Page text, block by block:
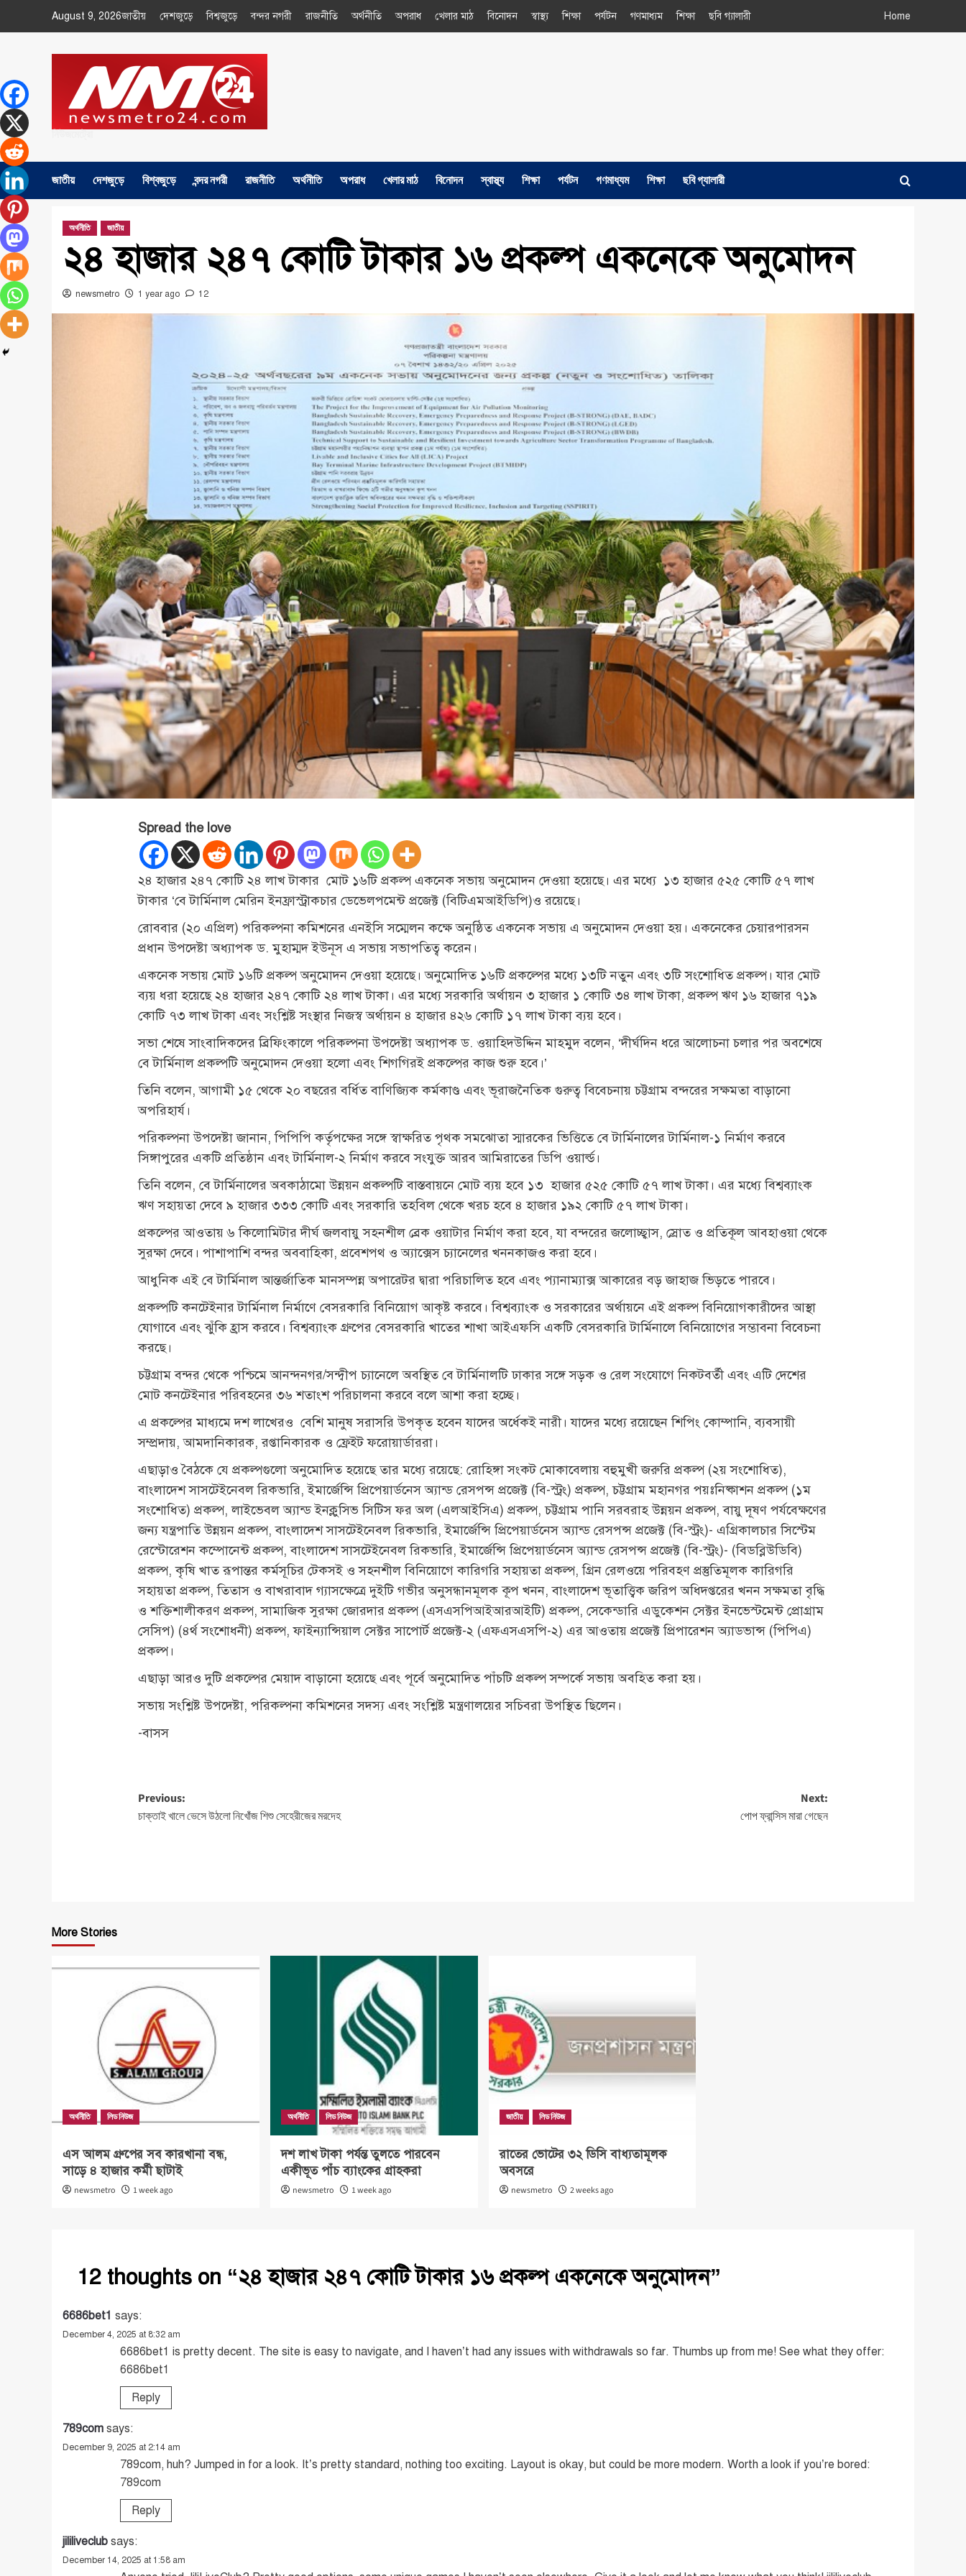
August 9, 2026জাতীয় দেশজুড়ে বিশ্বজুড়ে বন্দর নগরী রাজনীতি অর্থনীতি অপরাধ খেলার মাঠ বিনোদন স্বাস্থ্য শিক্ষা পর্যটন গণমাধ্যম শিক্ষা ছবি গ্যালারী Home
জাতীয় দেশজুড়ে বিশ্বজুড়ে বন্দর নগরী রাজনীতি অর্থনীতি অপরাধ খেলার মাঠ বিনোদন স্বাস্থ্য শিক্ষা পর্যটন গণমাধ্যম শিক্ষা ছবি গ্যালারী
অর্থনীতি জাতীয়
২৪ হাজার ২৪৭ কোটি টাকার ১৬ প্রকল্প একনেকে অনুমোদন
newsmetro 1 year ago 12
Spread the love
২৪ হাজার ২৪৭ কোটি ২৪ লাখ টাকার মোট ১৬টি প্রকল্প একনেক সভায় অনুমোদন দেওয়া হয়েছে। এর মধ্যে ১৩ হাজার ৫২৫ কোটি ৫৭ লাখ
টাকার ‘বে টার্মিনাল মেরিন ইনফ্রাস্ট্রাকচার ডেভেলপমেন্ট প্রজেক্ট (বিটিএমআইডিপি)ও রয়েছে।
রোববার (২০ এপ্রিল) পরিকল্পনা কমিশনের এনইসি সম্মেলন কক্ষে অনুষ্ঠিত একনেক সভায় এ অনুমোদন দেওয়া হয়। একনেকের চেয়ারপারসন
প্রধান উপদেষ্টা অধ্যাপক ড. মুহাম্মদ ইউনূস এ সভায় সভাপতিত্ব করেন।
একনেক সভায় মোট ১৬টি প্রকল্প অনুমোদন দেওয়া হয়েছে। অনুমোদিত ১৬টি প্রকল্পের মধ্যে ১৩টি নতুন এবং ৩টি সংশোধিত প্রকল্প। যার মোট
ব্যয় ধরা হয়েছে ২৪ হাজার ২৪৭ কোটি ২৪ লাখ টাকা। এর মধ্যে সরকারি অর্থায়ন ৩ হাজার ১ কোটি ৩৪ লাখ টাকা, প্রকল্প ঋণ ১৬ হাজার ৭১৯
কোটি ৭৩ লাখ টাকা এবং সংশ্লিষ্ট সংস্থার নিজস্ব অর্থায়ন ৪ হাজার ৪২৬ কোটি ১৭ লাখ টাকা ব্যয় হবে।
সভা শেষে সাংবাদিকদের ব্রিফিংকালে পরিকল্পনা উপদেষ্টা অধ্যাপক ড. ওয়াহিদউদ্দিন মাহমুদ বলেন, ‘দীর্ঘদিন ধরে আলোচনা চলার পর অবশেষে
বে টার্মিনাল প্রকল্পটি অনুমোদন দেওয়া হলো এবং শিগগিরই প্রকল্পের কাজ শুরু হবে।’
তিনি বলেন, আগামী ১৫ থেকে ২০ বছরের বর্ধিত বাণিজ্যিক কর্মকাণ্ড এবং ভূরাজনৈতিক গুরুত্ব বিবেচনায় চট্টগ্রাম বন্দরের সক্ষমতা বাড়ানো
অপরিহার্য।
পরিকল্পনা উপদেষ্টা জানান, পিপিপি কর্তৃপক্ষের সঙ্গে স্বাক্ষরিত পৃথক সমঝোতা স্মারকের ভিত্তিতে বে টার্মিনালের টার্মিনাল-১ নির্মাণ করবে
সিঙ্গাপুরের একটি প্রতিষ্ঠান এবং টার্মিনাল-২ নির্মাণ করবে সংযুক্ত আরব আমিরাতের ডিপি ওয়ার্ল্ড।
তিনি বলেন, বে টার্মিনালের অবকাঠামো উন্নয়ন প্রকল্পটি বাস্তবায়নে মোট ব্যয় হবে ১৩ হাজার ৫২৫ কোটি ৫৭ লাখ টাকা। এর মধ্যে বিশ্বব্যাংক
ঋণ সহায়তা দেবে ৯ হাজার ৩৩৩ কোটি এবং সরকারি তহবিল থেকে খরচ হবে ৪ হাজার ১৯২ কোটি ৫৭ লাখ টাকা।
প্রকল্পের আওতায় ৬ কিলোমিটার দীর্ঘ জলবায়ু সহনশীল ব্রেক ওয়াটার নির্মাণ করা হবে, যা বন্দরের জলোচ্ছ্বাস, স্রোত ও প্রতিকূল আবহাওয়া থেকে
সুরক্ষা দেবে। পাশাপাশি বন্দর অববাহিকা, প্রবেশপথ ও অ্যাক্সেস চ্যানেলের খননকাজও করা হবে।
আধুনিক এই বে টার্মিনাল আন্তর্জাতিক মানসম্পন্ন অপারেটর দ্বারা পরিচালিত হবে এবং প্যানাম্যাক্স আকারের বড় জাহাজ ভিড়তে পারবে।
প্রকল্পটি কনটেইনার টার্মিনাল নির্মাণে বেসরকারি বিনিয়োগ আকৃষ্ট করবে। বিশ্বব্যাংক ও সরকারের অর্থায়নে এই প্রকল্প বিনিয়োগকারীদের আস্থা
যোগাবে এবং ঝুঁকি হ্রাস করবে। বিশ্বব্যাংক গ্রুপের বেসরকারি খাতের শাখা আইএফসি একটি বেসরকারি টার্মিনালে বিনিয়োগের সম্ভাবনা বিবেচনা
করছে।
চট্টগ্রাম বন্দর থেকে পশ্চিমে আনন্দনগর/সন্দ্বীপ চ্যানেলে অবস্থিত বে টার্মিনালটি ঢাকার সঙ্গে সড়ক ও রেল সংযোগে নিকটবর্তী এবং এটি দেশের
মোট কনটেইনার পরিবহনের ৩৬ শতাংশ পরিচালনা করবে বলে আশা করা হচ্ছে।
এ প্রকল্পের মাধ্যমে দশ লাখেরও বেশি মানুষ সরাসরি উপকৃত হবেন যাদের অর্ধেকই নারী। যাদের মধ্যে রয়েছেন শিপিং কোম্পানি, ব্যবসায়ী
সম্প্রদায়, আমদানিকারক, রপ্তানিকারক ও ফ্রেইট ফরোয়ার্ডাররা।
এছাড়াও বৈঠকে যে প্রকল্পগুলো অনুমোদিত হয়েছে তার মধ্যে রয়েছে: রোহিঙ্গা সংকট মোকাবেলায় বহুমুখী জরুরি প্রকল্প (২য় সংশোধিত),
বাংলাদেশ সাসটেইনেবল রিকভারি, ইমার্জেন্সি প্রিপেয়ার্ডনেস অ্যান্ড রেসপন্স প্রজেক্ট (বি-স্ট্রং) প্রকল্প, চট্টগ্রাম মহানগর পয়ঃনিষ্কাশন প্রকল্প (১ম
সংশোধিত) প্রকল্প, লাইভেবল অ্যান্ড ইনক্লুসিভ সিটিস ফর অল (এলআইসিএ) প্রকল্প, চট্টগ্রাম পানি সরবরাহ উন্নয়ন প্রকল্প, বায়ু দূষণ পর্যবেক্ষণের
জন্য যন্ত্রপাতি উন্নয়ন প্রকল্প, বাংলাদেশ সাসটেইনেবল রিকভারি, ইমার্জেন্সি প্রিপেয়ার্ডনেস অ্যান্ড রেসপন্স প্রজেক্ট (বি-স্ট্রং)- এগ্রিকালচার সিস্টেম
রেস্টোরেশন কম্পোনেন্ট প্রকল্প, বাংলাদেশ সাসটেইনেবল রিকভারি, ইমার্জেন্সি প্রিপেয়ার্ডনেস অ্যান্ড রেসপন্স প্রজেক্ট (বি-স্ট্রং)- (বিডব্লিউডিবি)
প্রকল্প, কৃষি খাত রূপান্তর কর্মসূচির টেকসই ও সহনশীল বিনিয়োগে কারিগরি সহায়তা প্রকল্প, গ্রিন রেলওয়ে পরিবহণ প্রস্তুতিমূলক কারিগরি
সহায়তা প্রকল্প, তিতাস ও বাখরাবাদ গ্যাসক্ষেত্রে দুইটি গভীর অনুসন্ধানমূলক কূপ খনন, বাংলাদেশ ভূতাত্ত্বিক জরিপ অধিদপ্তরের খনন সক্ষমতা বৃদ্ধি
ও শক্তিশালীকরণ প্রকল্প, সামাজিক সুরক্ষা জোরদার প্রকল্প (এসএসপিআইআরআইটি) প্রকল্প, সেকেন্ডারি এডুকেশন সেক্টর ইনভেস্টমেন্ট প্রোগ্রাম
সেসিপ) (৪র্থ সংশোধনী) প্রকল্প, ফাইন্যান্সিয়াল সেক্টর সাপোর্ট প্রজেক্ট-২ (এফএসএসপি-২) এর আওতায় প্রজেক্ট প্রিপারেশন অ্যাডভান্স (পিপিএ)
প্রকল্প।
এছাড়া আরও দুটি প্রকল্পের মেয়াদ বাড়ানো হয়েছে এবং পূর্বে অনুমোদিত পাঁচটি প্রকল্প সম্পর্কে সভায় অবহিত করা হয়।
সভায় সংশ্লিষ্ট উপদেষ্টা, পরিকল্পনা কমিশনের সদস্য এবং সংশ্লিষ্ট মন্ত্রণালয়ের সচিবরা উপস্থিত ছিলেন।
-বাসস
Post
navigation
Previous:
চাক্তাই খালে ভেসে উঠলো নিখোঁজ শিশু সেহেরীজের মরদেহ
Next:
পোপ ফ্রান্সিস মারা গেছেন
More Stories
অর্থনীতি লিড নিউজ
এস আলম গ্রুপের সব কারখানা বন্ধ,
সাড়ে ৪ হাজার কর্মী ছাটাই
newsmetro 1 week ago
অর্থনীতি লিড নিউজ
দশ লাখ টাকা পর্যন্ত তুলতে পারবেন
একীভূত পাঁচ ব্যাংকের গ্রাহকরা
newsmetro 1 week ago
জাতীয় লিড নিউজ
রাতের ভোটের ৩২ ডিসি বাধ্যতামূলক
অবসরে
newsmetro 2 weeks ago
12 thoughts on “২৪ হাজার ২৪৭ কোটি টাকার ১৬ প্রকল্প একনেকে অনুমোদন”
6686bet1 says:
December 4, 2025 at 8:32 am
6686bet1 is pretty decent. The site is easy to navigate, and I haven’t had any issues with withdrawals so far. Thumbs up from me! See what they offer:
6686bet1
Reply
789com says:
December 9, 2025 at 2:14 am
789com, huh? Jumped in for a look. It’s pretty standard, nothing too exciting. Layout is okay, but could be more modern. Worth a look if you’re bored:
789com
Reply
jililiveclub says:
December 14, 2025 at 1:58 am